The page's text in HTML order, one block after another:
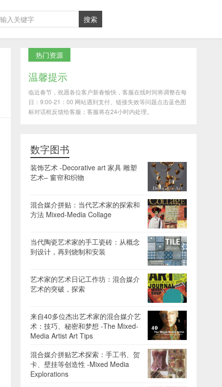
热门资源
温馨提示
临近春节，祝愿各位客户新春愉快，客服在线时间将调整在每
日：9:00-21：00 网站遇到支付、链接失效等问题点击蓝色图
标对话框反馈给客服；客服将在24小时内处理。
数字图书
装饰艺术 -Decorative art 家具 雕塑
艺术– 窗帘和织物
混合媒介拼贴：当代艺术家的探索和
方法 Mixed-Media Collage
当代陶瓷艺术家的手工瓷砖：从概念
到设计，再到烧制和安装
艺术家的艺术日记工作坊：混合媒介
艺术的突破，探索
来自40多位杰出艺术家的混合媒介艺
术：技巧、秘密和梦想 -The Mixed-
Media Artist Art Tips
混合媒介拼贴艺术探索：手工书、贺
卡、壁挂等创造性 -Mixed Media
Explorations